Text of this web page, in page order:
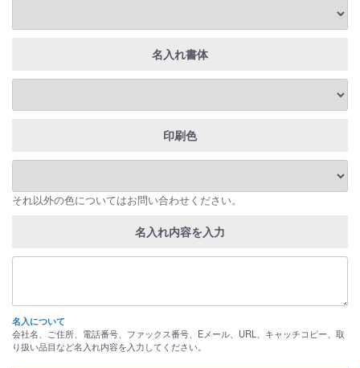
名入れ書体
印刷色
それ以外の色についてはお問い合わせください。
名入れ内容を入力
名入について
会社名、ご住所、電話番号、ファックス番号、Eメール、URL、キャッチコピー、取
り扱い品目など名入れ内容を入力してください。